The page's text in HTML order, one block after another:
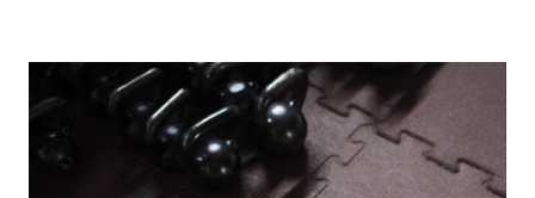
typu "nie, nie *honorujemy*, gdyż nasi Instruktorzy PŁACĄ
ciężkie pieniądze za oferowaną u nas wiedzę, zatem muszą je
zarabiać". Zauważyłam jednak, że spotyka się to z kompletnym
brakiem zrozumienia* *seriously, I'm shocked , jak gdybym po